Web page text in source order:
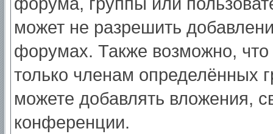
может не разрешить
форумах. Также возможно,
только членам определённых
можете добавлять вложения,
конференции.